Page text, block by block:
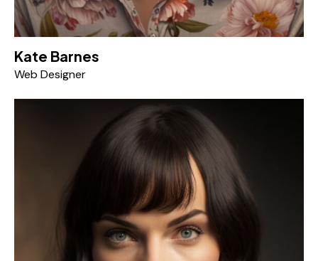
Kate Barnes
Web Designer